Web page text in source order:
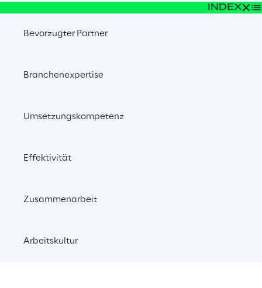
INDEX
Bevorzugter Partner
Branchenexpertise
Umsetzungskompetenz
Effektivität
Zusammenarbeit
Arbeitskultur